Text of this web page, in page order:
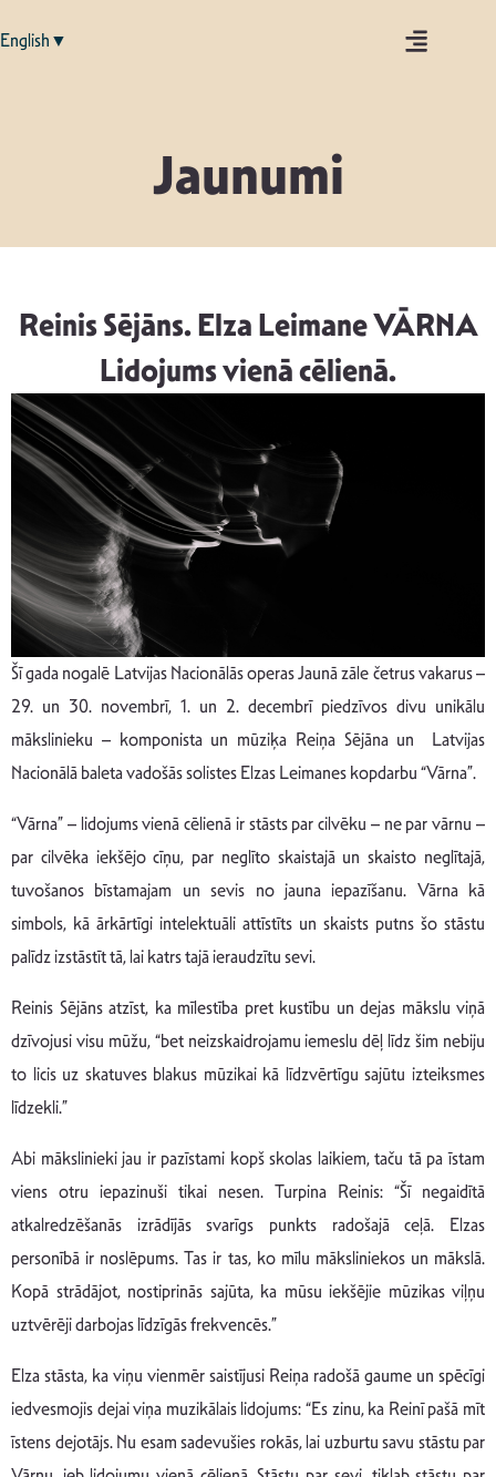
English▼
Jaunumi
Reinis Sējāns. Elza Leimane VĀRNA
Lidojums vienā cēlienā.
Šī gada nogalē Latvijas Nacionālās operas Jaunā zāle četrus vakarus –
29. un 30. novembrī, 1. un 2. decembrī piedzīvos divu unikālu
mākslinieku – komponista un mūziķa Reiņa Sējāna un Latvijas
Nacionālā baleta vadošās solistes Elzas Leimanes kopdarbu “Vārna”.
“Vārna” – lidojums vienā cēlienā ir stāsts par cilvēku – ne par vārnu –
par cilvēka iekšējo cīņu, par neglīto skaistajā un skaisto neglītajā,
tuvošanos bīstamajam un sevis no jauna iepazīšanu. Vārna kā
simbols, kā ārkārtīgi intelektuāli attīstīts un skaists putns šo stāstu
palīdz izstāstīt tā, lai katrs tajā ieraudzītu sevi.
Reinis Sējāns atzīst, ka mīlestība pret kustību un dejas mākslu viņā
dzīvojusi visu mūžu, “bet neizskaidrojamu iemeslu dēļ līdz šim nebiju
to licis uz skatuves blakus mūzikai kā līdzvērtīgu sajūtu izteiksmes
līdzekli.”
Abi mākslinieki jau ir pazīstami kopš skolas laikiem, taču tā pa īstam
viens otru iepazinuši tikai nesen. Turpina Reinis: “Šī negaidītā
atkalredzēšanās izrādījās svarīgs punkts radošajā ceļā. Elzas
personībā ir noslēpums. Tas ir tas, ko mīlu māksliniekos un mākslā.
Kopā strādājot, nostiprinās sajūta, ka mūsu iekšējie mūzikas viļņu
uztvērēji darbojas līdzīgās frekvencēs.”
Elza stāsta, ka viņu vienmēr saistījusi Reiņa radošā gaume un spēcīgi
iedvesmojis dejai viņa muzikālais lidojums: “Es zinu, ka Reinī pašā mīt
īstens dejotājs. Nu esam sadevušies rokās, lai uzburtu savu stāstu par